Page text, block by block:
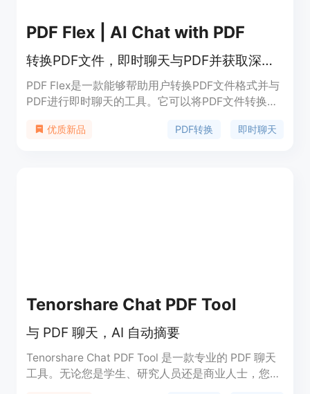
PDF Flex | AI Chat with PDF
转换PDF文件，即时聊天与PDF并获取深度答案
PDF Flex是一款能够帮助用户转换PDF文件格式并与
PDF进行即时聊天的工具。它可以将PDF文件转换成
回答，提高研究效率。PDF Flex还提供了丰富的功能
优质新品 PDF转换 即时聊天
Tenorshare Chat PDF Tool
与 PDF 聊天，AI 自动摘要
Tenorshare Chat PDF Tool 是一款专业的 PDF 聊天
工具。无论您是学生、研究人员还是商业人士，您都